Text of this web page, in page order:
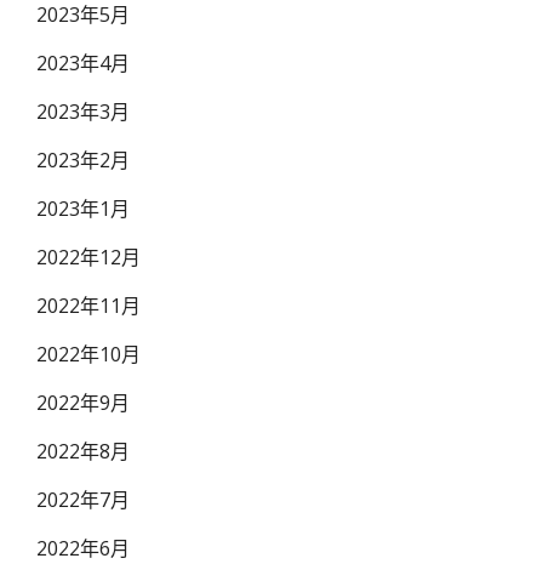
2023年5月
2023年4月
2023年3月
2023年2月
2023年1月
2022年12月
2022年11月
2022年10月
2022年9月
2022年8月
2022年7月
2022年6月